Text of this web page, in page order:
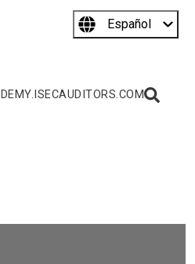
Español